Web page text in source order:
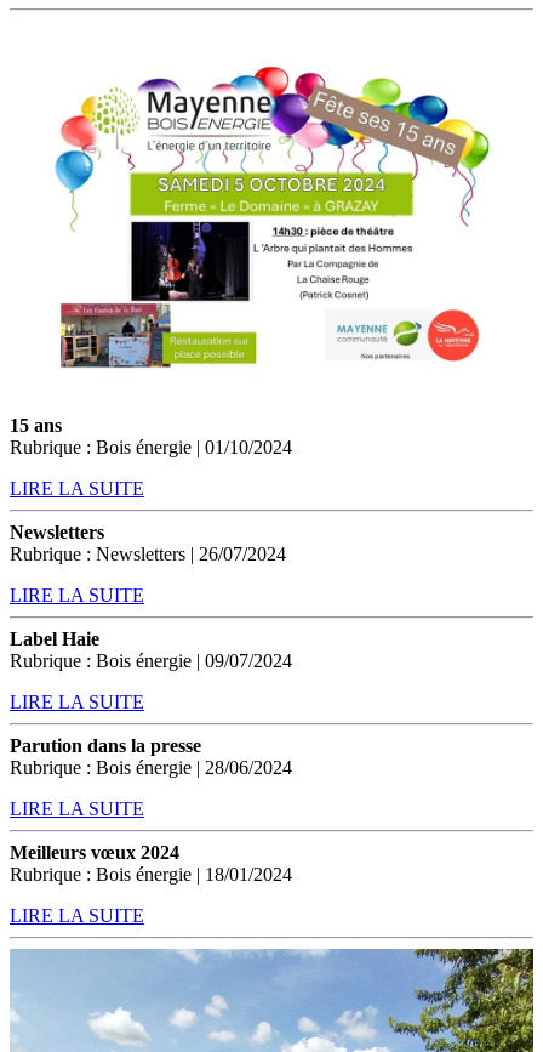
15 ans
Rubrique : Bois énergie | 01/10/2024
LIRE LA SUITE
Newsletters
Rubrique : Newsletters | 26/07/2024
LIRE LA SUITE
Label Haie
Rubrique : Bois énergie | 09/07/2024
LIRE LA SUITE
Parution dans la presse
Rubrique : Bois énergie | 28/06/2024
LIRE LA SUITE
Meilleurs vœux 2024
Rubrique : Bois énergie | 18/01/2024
LIRE LA SUITE